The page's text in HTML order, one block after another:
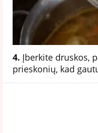
4. Įberkite druskos,
prieskonių, kad